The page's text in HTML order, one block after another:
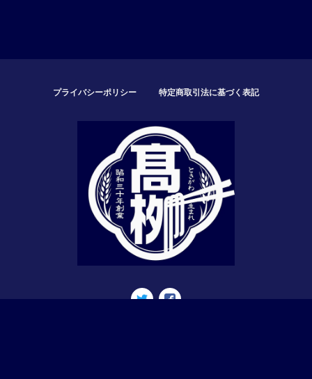
プライバシーポリシー 特定商取引法に基づく表記